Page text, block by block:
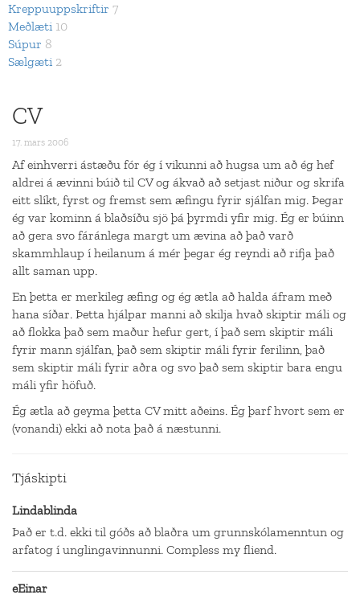
Kreppuuppskriftir 7
Meðlæti 10
Súpur 8
Sælgæti 2
CV
17. mars 2006
Af einhverri ástæðu fór ég í vikunni að hugsa um að ég hef
aldrei á ævinni búið til CV og ákvað að setjast niður og skrifa
eitt slíkt, fyrst og fremst sem æfingu fyrir sjálfan mig. Þegar
ég var kominn á blaðsíðu sjö þá þyrmdi yfir mig. Ég er búinn
að gera svo fáránlega margt um ævina að það varð
skammhlaup í heilanum á mér þegar ég reyndi að rifja það
allt saman upp.
En þetta er merkileg æfing og ég ætla að halda áfram með
hana síðar. Þetta hjálpar manni að skilja hvað skiptir máli og
að flokka það sem maður hefur gert, í það sem skiptir máli
fyrir mann sjálfan, það sem skiptir máli fyrir ferilinn, það
sem skiptir máli fyrir aðra og svo það sem skiptir bara engu
máli yfir höfuð.
Ég ætla að geyma þetta CV mitt aðeins. Ég þarf hvort sem er
(vonandi) ekki að nota það á næstunni.
Tjáskipti
Lindablinda
Það er t.d. ekki til góðs að blaðra um grunnskólamenntun og
arfatog í unglingavinnunni. Compless my fliend.
eEinar